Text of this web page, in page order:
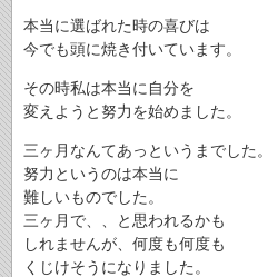
本当に選ばれた時の喜びは
今でも頭に焼き付いています。
その時私は本当に自分を
変えようと努力を始めました。
三ヶ月なんてあっというまでした。
努力というのは本当に
難しいものでした。
三ヶ月で、、と思われるかも
しれませんが、何度も何度も
くじけそうになりました。